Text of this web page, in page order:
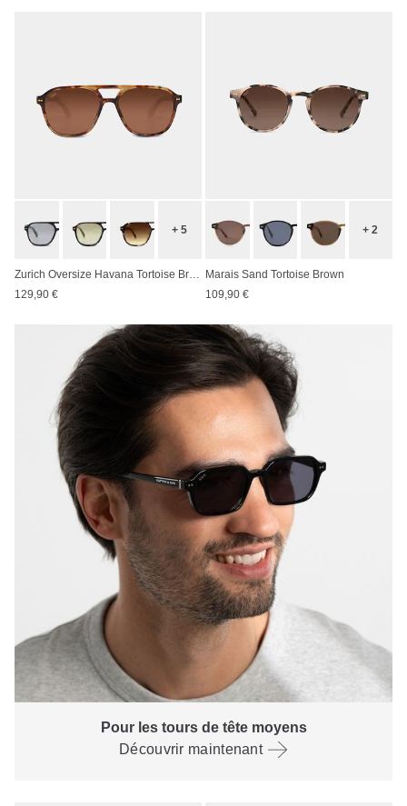
+ 5
Zurich Oversize Havana Tortoise Brown
129,90 €
+ 2
Marais Sand Tortoise Brown
109,90 €
Pour les tours de tête moyens
Découvrir maintenant